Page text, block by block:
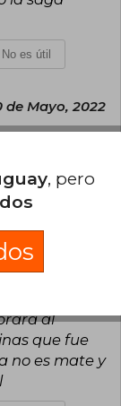
No es útil
de Mayo, 2022
No es útil
Junio, 2024
las páginas
al
que fue
no es mate y
, pero